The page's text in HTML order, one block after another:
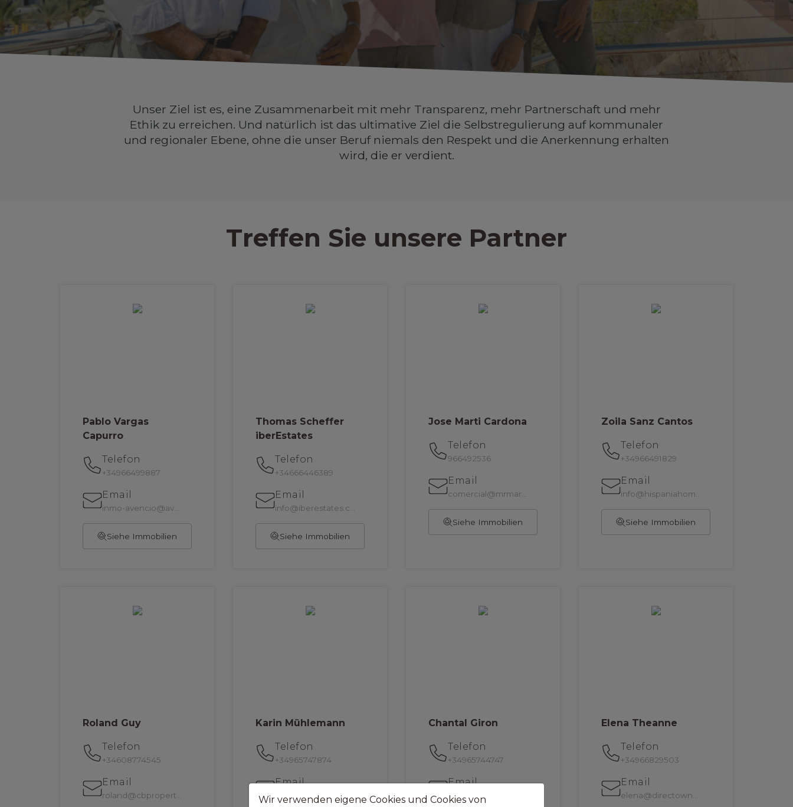
Unser Ziel ist es, eine Zusammenarbeit mit mehr Transparenz, mehr Partnerschaft und mehr
Ethik zu erreichen. Und natürlich ist das ultimative Ziel die Selbstregulierung auf kommunaler
und regionaler Ebene, ohne die unser Beruf niemals den Respekt und die Anerkennung erhalten
wird, die er verdient.
Treffen Sie unsere Partner
Pablo Vargas
Capurro
Telefon
+34966499887
Email
Siehe Immobilien
Thomas Scheffer
iberEstates
Telefon
+34666446389
Email
Siehe Immobilien
Jose Marti Cardona
Telefon
966492536
Email
Siehe Immobilien
Zoila Sanz Cantos
Telefon
+34966491829
Email
Siehe Immobilien
Roland Guy
Telefon
+34608774545
Email
Karin Mühlemann
Telefon
+34965747874
Email
Chantal Giron
Telefon
+34965744747
Email
Elena Theanne
Telefon
+34966829503
Email
Wir verwenden eigene Cookies und Cookies von